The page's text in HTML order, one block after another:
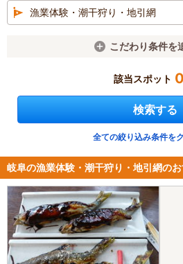
漁業体験・潮干狩り・地引網
こだわり条件を
該当スポット 0
検索する
全ての絞り込み条件を
岐阜の漁業体験・潮干狩り・地引網の